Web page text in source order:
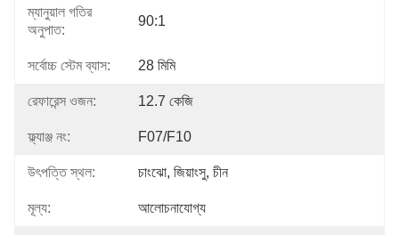
ম্যানুয়াল গতির
অনুপাত:
90:1
সর্বোচ্চ স্টেম ব্যাস: 28 মিমি
রেফারেন্স ওজন: 12.7 কেজি
ফ্ল্যাঞ্জ নং: F07/F10
উৎপত্তি স্থল: চাংঝো, জিয়াংসু, চীন
মূল্য: আলোচনাযোগ্য